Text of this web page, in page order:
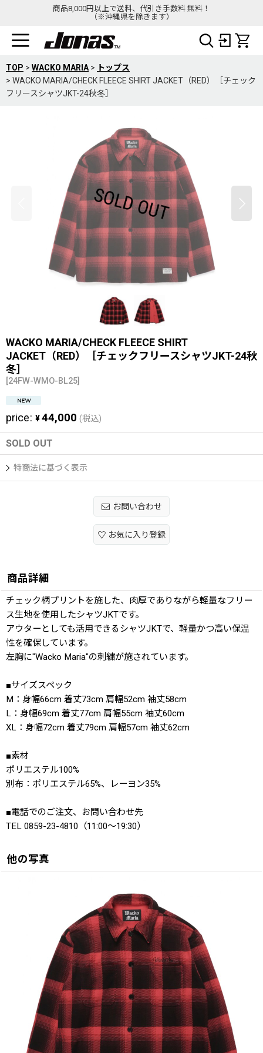
商品8,000円以上で送料、代引き手数料 無料！
（※沖縄県を除きます）
TOP > WACKO MARIA >
トップス
> WACKO MARIA/CHECK FLEECE SHIRT JACKET（RED）［チェック
フリースシャツJKT-24秋冬］
WACKO MARIA/CHECK FLEECE SHIRT
JACKET（RED）［チェックフリースシャツJKT-24秋
冬］
[24FW-WMO-BL25]
price: ¥44,000 (税込)
SOLD OUT
特商法に基づく表示
お問い合わせ
お気に入り登録
商品詳細
チェック柄プリントを施した、肉厚でありながら軽量なフリー
ス生地を使用したシャツJKTです。
アウターとしても活用できるシャツJKTで、軽量かつ高い保温
性を確保しています。
左胸に"Wacko Maria"の刺繍が施されています。
■サイズスペック
M：身幅66cm 着丈73cm 肩幅52cm 袖丈58cm
L：身幅69cm 着丈77cm 肩幅55cm 袖丈60cm
XL：身幅72cm 着丈79cm 肩幅57cm 袖丈62cm
■素材
ポリエステル100%
別布：ポリエステル65%、レーヨン35%
■電話でのご注文、お問い合わせ先
TEL 0859-23-4810（11:00〜19:30）
他の写真